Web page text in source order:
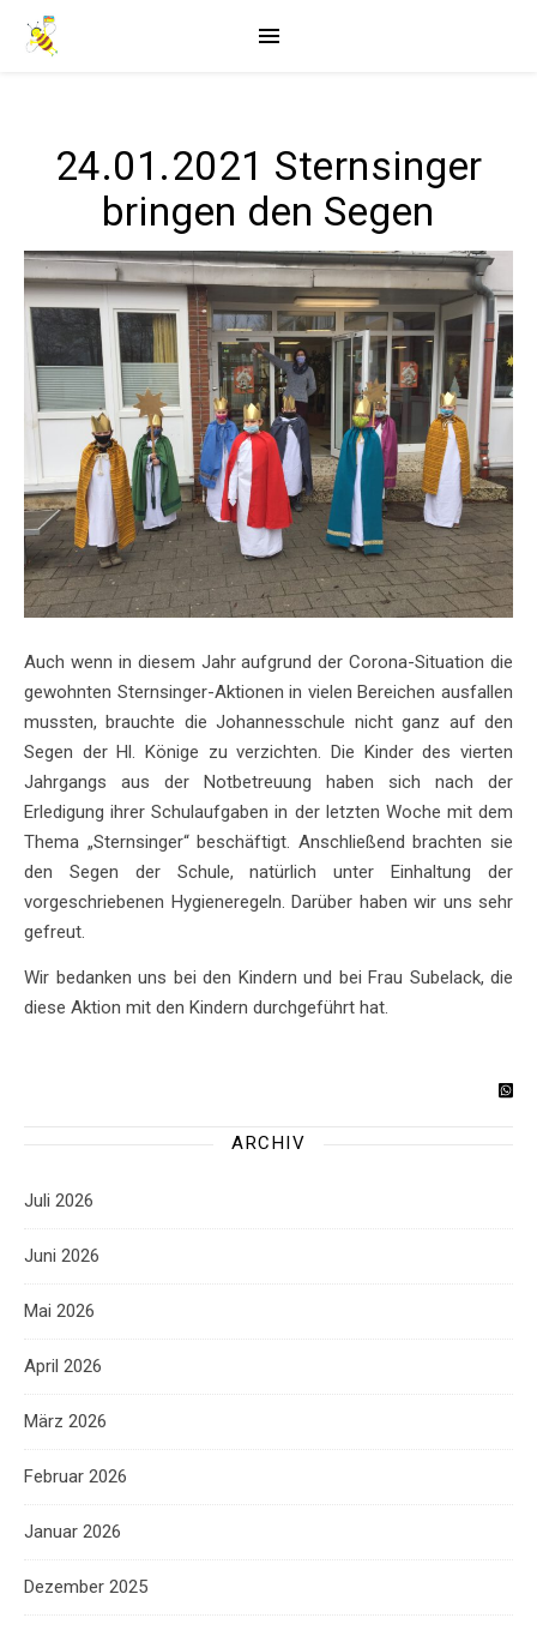
24.01.2021 Sternsinger
bringen den Segen
Auch wenn in diesem Jahr aufgrund der Corona-Situation die
gewohnten Sternsinger-Aktionen in vielen Bereichen ausfallen
mussten, brauchte die Johannesschule nicht ganz auf den
Segen der Hl. Könige zu verzichten. Die Kinder des vierten
Jahrgangs aus der Notbetreuung haben sich nach der
Erledigung ihrer Schulaufgaben in der letzten Woche mit dem
Thema „Sternsinger“ beschäftigt. Anschließend brachten sie
den Segen der Schule, natürlich unter Einhaltung der
vorgeschriebenen Hygieneregeln. Darüber haben wir uns sehr
gefreut.
Wir bedanken uns bei den Kindern und bei Frau Subelack, die
diese Aktion mit den Kindern durchgeführt hat.
ARCHIV
Juli 2026
Juni 2026
Mai 2026
April 2026
März 2026
Februar 2026
Januar 2026
Dezember 2025